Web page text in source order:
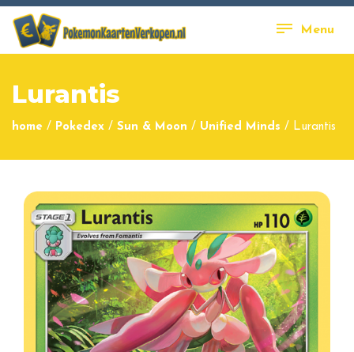
Menu
Lurantis
home / Pokedex / Sun & Moon / Unified Minds / Lurantis